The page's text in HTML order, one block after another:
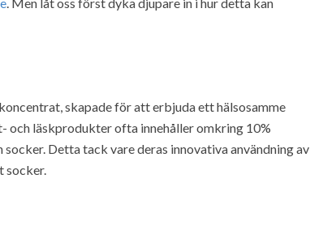
skapade för att erbjuda ett hälsosamme
läskprodukter ofta innehåller omkring 10%
Detta tack vare deras innovativa användning av
socker.